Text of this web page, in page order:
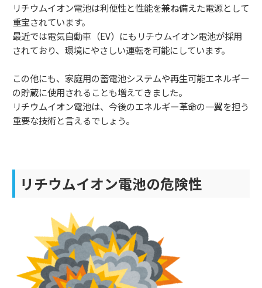
リチウムイオン電池は利便性と性能を兼ね備えた電源として
重宝されています。
最近では電気自動車（EV）にもリチウムイオン電池が採用
されており、環境にやさしい運転を可能にしています。
この他にも、家庭用の蓄電池システムや再生可能エネルギー
の貯蔵に使用されることも増えてきました。
リチウムイオン電池は、今後のエネルギー革命の一翼を担う
重要な技術と言えるでしょう。
リチウムイオン電池の危険性